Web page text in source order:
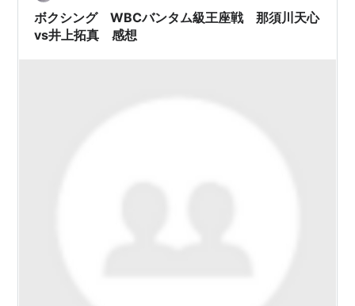
ボクシング WBCバンタム級王座戦 那須川天心
vs井上拓真 感想